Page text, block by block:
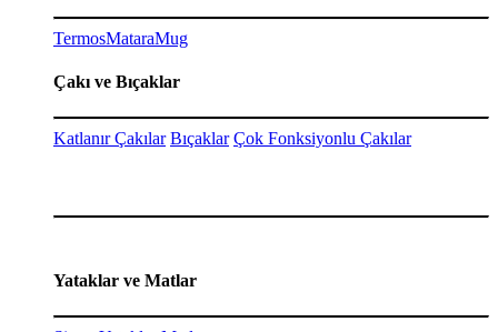
TermosMataraMug
Çakı ve Bıçaklar
Katlanır Çakılar Bıçaklar Çok Fonksiyonlu Çakılar
Yataklar ve Matlar